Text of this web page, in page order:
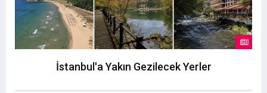
İstanbul'a Yakın Gezilecek Yerler